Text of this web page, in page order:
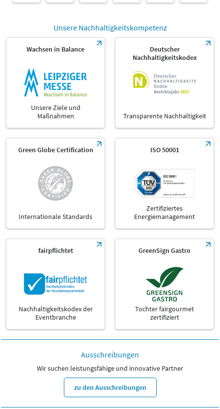
Unsere Nachhaltigkeitskompetenz
Wachsen in Balance
Unsere Ziele und
Maßnahmen
Deutscher
Nachhaltigkeitskodex
Transparente Nachhaltigkeit
Green Globe Certification
Internationale Standards
ISO 50001
Zertifiziertes
Energiemanagement
fairpflichtet
Nachhaltigkeitskodex der
Eventbranche
GreenSign Gastro
Tochter fairgourmet
zertifiziert
Ausschreibungen
Wir suchen leistungsfähige und innovative Partner
zu den Ausschreibungen